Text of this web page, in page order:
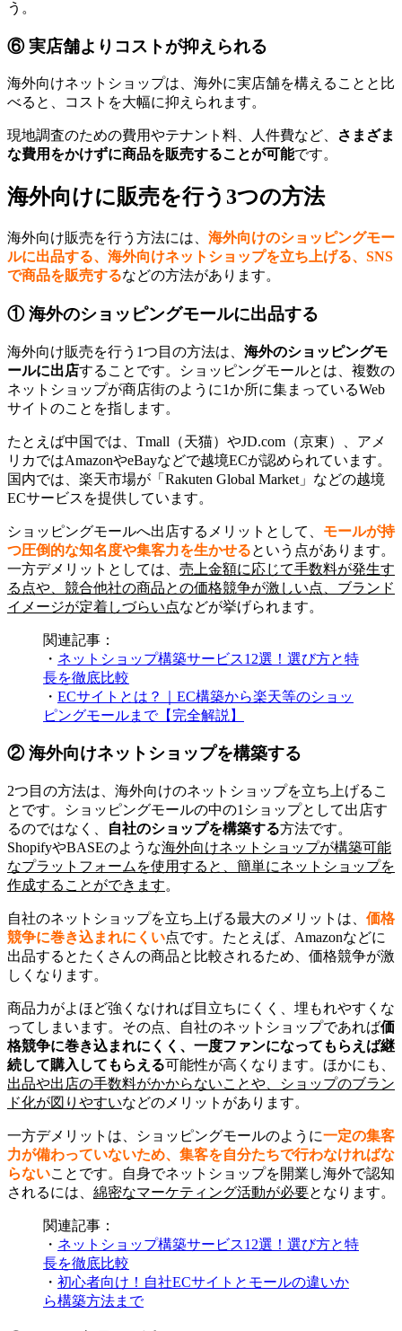
う。
⑥ 実店舗よりコストが抑えられる
海外向けネットショップは、海外に実店舗を構えることと比
べると、コストを大幅に抑えられます。
現地調査のための費用やテナント料、人件費など、
さまざま
な費用をかけずに商品を販売することが可能です。
海外向けに販売を行う3つの方法
海外向け販売を行う方法には、 海外向けのショッピングモー
ルに出品する、海外向けネットショップを立ち上げる、 SNS
で商品を販売するなどの方法があります。
① 海外のショッピングモールに出品する
海外向け販売を行う1つ目の方法は、 海外のショッピングモ
ールに出店することです。ショッピングモールとは、複数の
ネットショップが商店街のように1か所に集まっているWeb
サイトのことを指します。
たとえば中国では、Tmall（天猫）やJD.com（京東）、アメ
リカではAmazonやeBayなどで越境ECが認められています。
国内では、楽天市場が「Rakuten Global Market」などの越境
ECサービスを提供しています。
ショッピングモールへ出店するメリットとして、 モールが持
つ圧倒的な知名度や集客力を生かせるという点があります。
一方デメリットとしては、 売上金額に応じて手数料が発生す
る点や、競合他社の商品との価格競争が激しい点、ブランド
イメージが定着しづらい点などが挙げられます。
関連記事：
・ ネットショップ構築サービス12選！選び方と特
長を徹底比較
・ ECサイトとは？｜EC構築から楽天等のショッ
ピングモールまで【完全解説】
② 海外向けネットショップを構築する
2つ目の方法は、海外向けのネットショップを立ち上げるこ
とです。ショッピングモールの中の1ショップとして出店す
るのではなく、
自社のショップを構築する方法です。
ShopifyやBASEのような海外向けネットショップが構築可能
なプラットフォームを使用すると、簡単にネットショップを
作成することができます。
自社のネットショップを立ち上げる最大のメリットは、 価格
競争に巻き込まれにくい点です。たとえば、Amazonなどに
出品するとたくさんの商品と比較されるため、価格競争が激
しくなります。
商品力がよほど強くなければ目立ちにくく、埋もれやすくな
ってしまいます。その点、自社のネットショップであれば価
格競争に巻き込まれにくく、一度ファンになってもらえば継
続して購入してもらえる可能性が高くなります。ほかにも、
出品や出店の手数料がかからないことや、ショップのブラン
ド化が図りやすいなどのメリットがあります。
一方デメリットは、ショッピングモールのように一定の集客
力が備わっていないため、集客を自分たちで行わなければな
らないことです。自身でネットショップを開業し海外で認知
されるには、 綿密なマーケティング活動が必要となります。
関連記事：
・ ネットショップ構築サービス12選！選び方と特
長を徹底比較
・ 初心者向け！自社ECサイトとモールの違いか
ら構築方法まで